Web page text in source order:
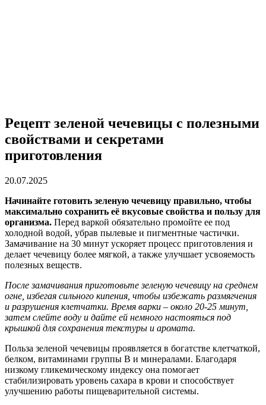
Рецепт зеленой чечевицы с полезными
свойствами и секретами
приготовления
20.07.2025
Начинайте готовить зеленую чечевицу правильно, чтобы
максимально сохранить её вкусовые свойства и пользу для
организма. Перед варкой обязательно промойте ее под
холодной водой, убрав пылевые и пигментные частички.
Замачивание на 30 минут ускоряет процесс приготовления и
делает чечевицу более мягкой, а также улучшает усвояемость
полезных веществ.
После замачивания приготовьте зеленую чечевицу на среднем
огне, избегая сильного кипения, чтобы избежать размягчения
и разрушения клетчатки. Время варки – около 20-25 минут,
затем слейте воду и дайте ей немного настояться под
крышкой для сохранения текстуры и аромата.
Польза зеленой чечевицы проявляется в богатстве клетчаткой,
белком, витаминами группы B и минералами. Благодаря
низкому гликемическому индексу она помогает
стабилизировать уровень сахара в крови и способствует
улучшению работы пищеварительной системы.